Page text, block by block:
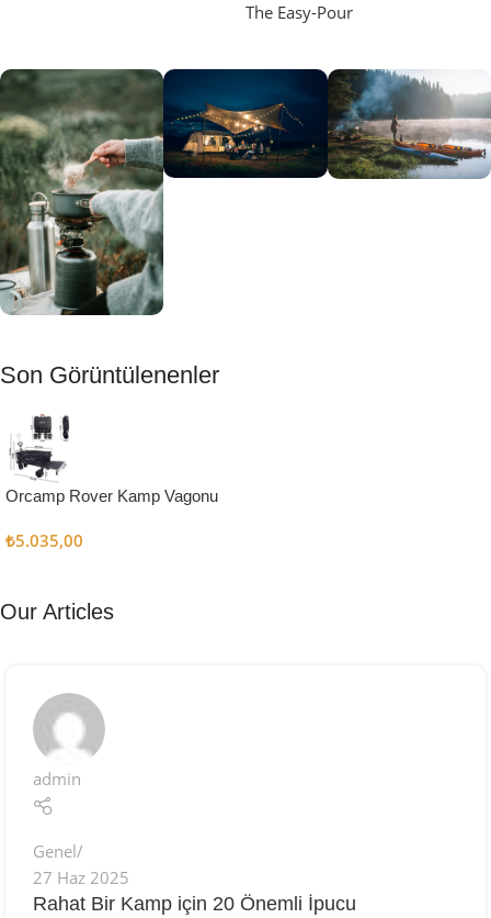
The Easy-Pour
Muftağı
Kampçı
Şefler İçin
Keşfet
Son Görüntülenenler
Orcamp Rover Kamp Vagonu
₺5.035,00
Our Articles
admin
Genel
27 Haz 2025
Rahat Bir Kamp için 20 Önemli İpucu